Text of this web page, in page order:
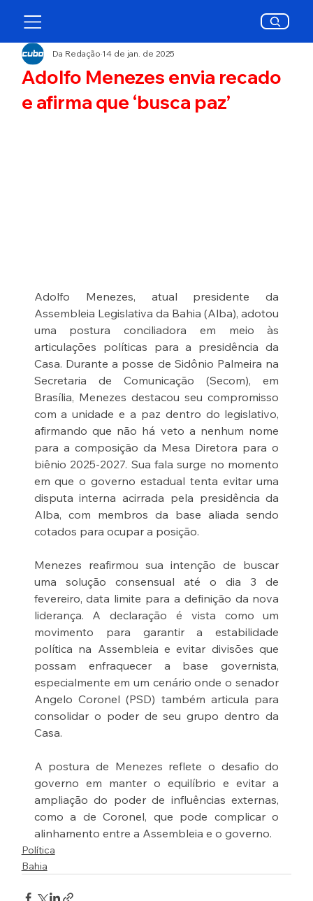
Adolfo Menezes envia recado
e afirma que ‘busca paz’
Da Redação14 de jan. de 2025
Adolfo Menezes, atual presidente da
Assembleia Legislativa da Bahia (Alba), adotou
uma postura conciliadora em meio às
articulações políticas para a presidência da
Casa. Durante a posse de Sidônio Palmeira na
Secretaria de Comunicação (Secom), em
Brasília, Menezes destacou seu compromisso
com a unidade e a paz dentro do legislativo,
afirmando que não há veto a nenhum nome
para a composição da Mesa Diretora para o
biênio 2025-2027. Sua fala surge no momento
em que o governo estadual tenta evitar uma
disputa interna acirrada pela presidência da
Alba, com membros da base aliada sendo
cotados para ocupar a posição.
Menezes reafirmou sua intenção de buscar
uma solução consensual até o dia 3 de
fevereiro, data limite para a definição da nova
liderança. A declaração é vista como um
movimento para garantir a estabilidade
política na Assembleia e evitar divisões que
possam enfraquecer a base governista,
especialmente em um cenário onde o senador
Angelo Coronel (PSD) também articula para
consolidar o poder de seu grupo dentro da
Casa.
A postura de Menezes reflete o desafio do
governo em manter o equilíbrio e evitar a
ampliação do poder de influências externas,
como a de Coronel, que pode complicar o
alinhamento entre a Assembleia e o governo.
Política
Bahia